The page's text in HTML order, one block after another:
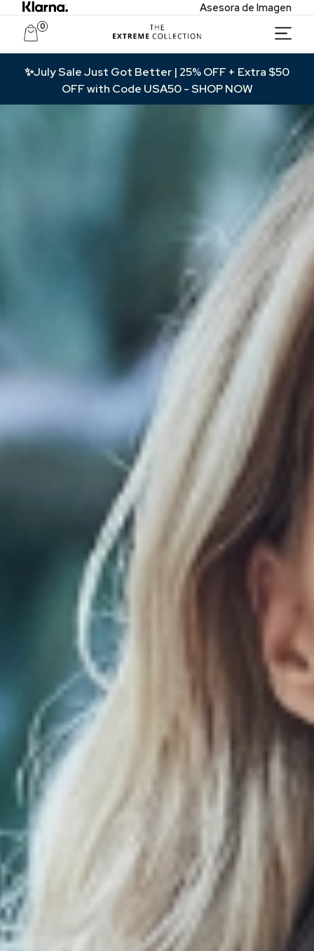
✨July Sale Just Got Better | 25% OFF + Extra $50
OFF with Code USA50- SHOP NOW
Asesora de Imagen
0
Acceso Privado Exclusivo
Únete para recibir ofertas exclusivas, acceso
anticipado a nuevas colecciones y actualizaciones
Acceder a VIP